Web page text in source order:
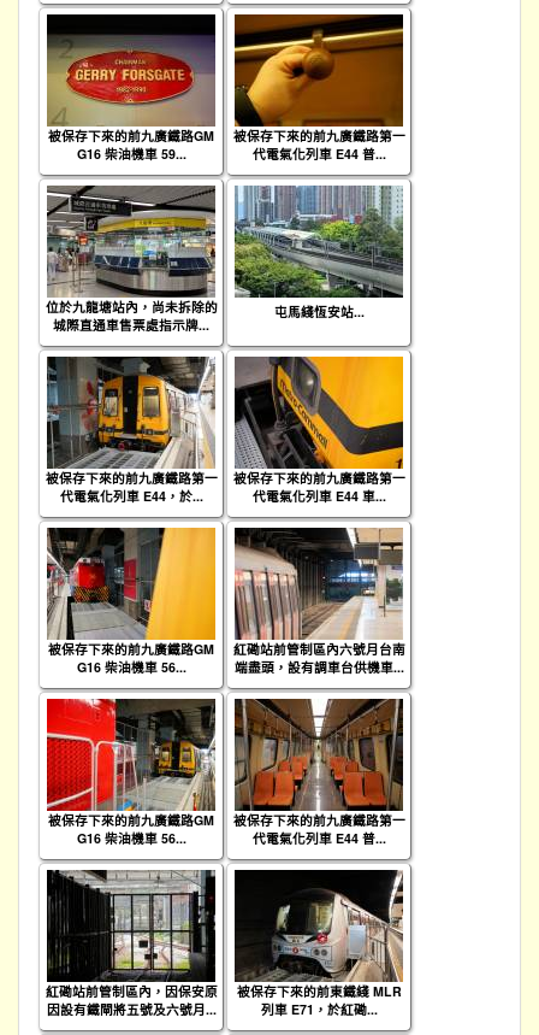
被保存下來的前九廣鐵路GM
G16 柴油機車 59...
被保存下來的前九廣鐵路第一
代電氣化列車 E44 普...
位於九龍塘站內，尚未拆除的
城際直通車售票處指示牌...
屯馬綫恆安站...
被保存下來的前九廣鐵路第一
代電氣化列車 E44，於...
被保存下來的前九廣鐵路第一
代電氣化列車 E44 車...
被保存下來的前九廣鐵路GM
G16 柴油機車 56...
紅磡站前管制區內六號月台南
端盡頭，設有調車台供機車...
被保存下來的前九廣鐵路GM
G16 柴油機車 56...
被保存下來的前九廣鐵路第一
代電氣化列車 E44 普...
紅磡站前管制區內，因保安原
因設有鐵閘將五號及六號月...
被保存下來的前東鐵綫 MLR
列車 E71，於紅磡...